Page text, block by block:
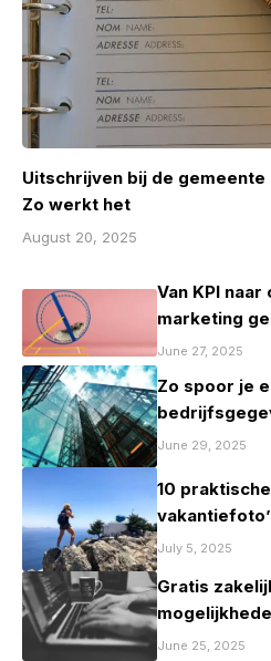
Uitschrijven bij de
Zo werkt het
August 20, 2025
Van KPI
marketing
mag zijn
June 27, 2025
Zo spoor je
June 29, 2025
10
July 5, 2025
Gratis
June 25, 2025